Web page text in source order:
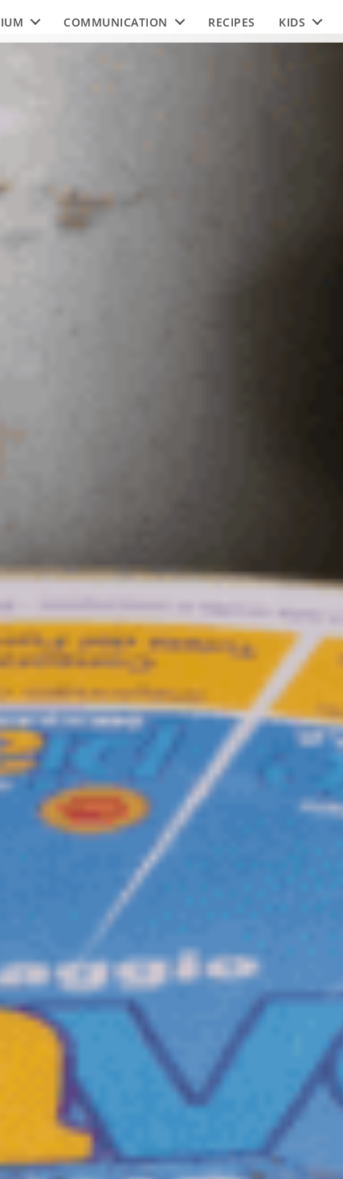
COMMUNICATION RECIPES KIDS